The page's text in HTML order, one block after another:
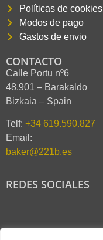
Políticas de cookies
Modos de pago
Gastos de envio
CONTACTO
Calle Portu nº6
48.901 – Barakaldo
Bizkaia – Spain
Telf: +34 619.590.827
Email:
baker@221b.es
REDES SOCIALES